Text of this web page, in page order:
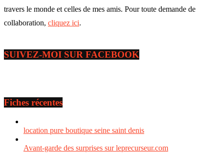
travers le monde et celles de mes amis. Pour toute demande de
collaboration, cliquez ici.
SUIVEZ-MOI SUR FACEBOOK
Fiches récentes
location pure boutique seine saint denis
Avant-garde des surprises sur leprecurseur.com